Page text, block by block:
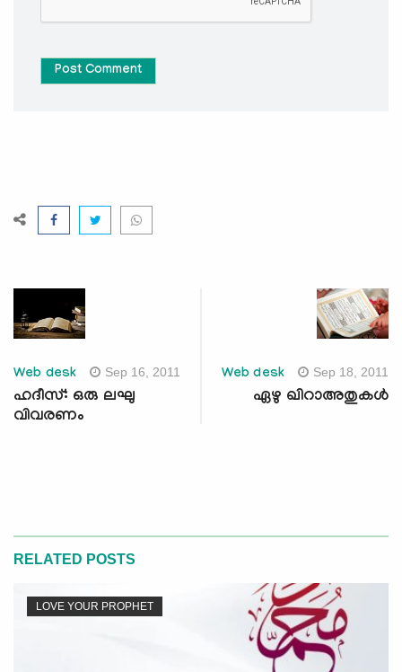
Post Comment
Web desk Sep 16, 2011
ഹദീസ്: ഒരു ലഘു
വിവരണം
Web desk Sep 18, 2011
ഏഴു ഖിറാഅതുകള്‍
RELATED POSTS
LOVE YOUR PROPHET